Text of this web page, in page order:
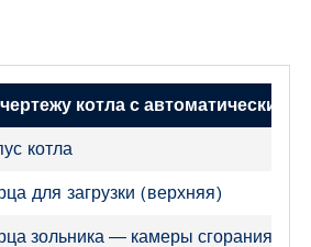
котла с автоматическим
котла
для загрузки (верхняя)
зольника — камеры сгорания –